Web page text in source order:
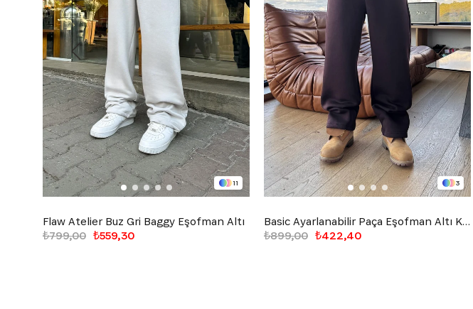
11
Flaw Atelier Buz Gri Baggy Eşofman Altı
₺559,30
₺799,00
3
Basic Ayarlanabilir Paça Eşofman Altı Kahverengi
₺422,40
₺899,00